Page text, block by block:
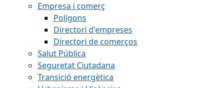
Empresa i comerç
Polígons
Directori d'empreses
Directori de comerços
Salut Pública
Seguretat Ciutadana
Transició energètica